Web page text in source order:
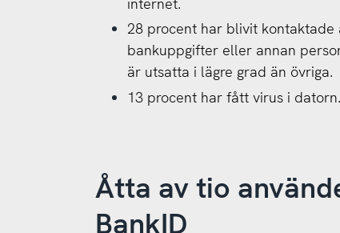
28 procent har blivit
bankuppgifter eller annan
är utsatta i lägre grad än övriga.
13 procent har fått virus i
Åtta av tio
BankID